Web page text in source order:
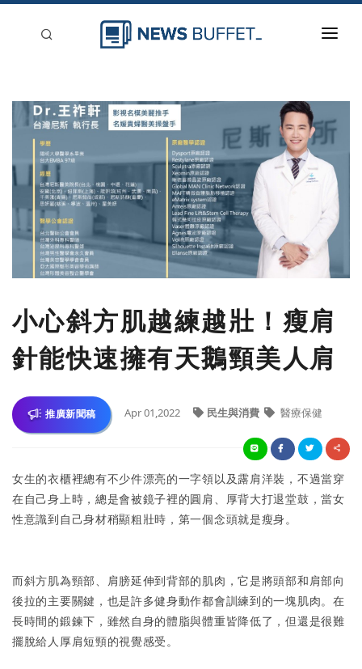
新聞稿分類
小心斜方肌越練越壯！瘦肩
針能快速擁有天鵝頸美人肩
推廣新聞稿 Apr 01,2022 民生與消費 醫療保健
女生的衣櫃裡總有不少件漂亮的一字領以及露肩洋裝，不過當穿
在自己身上時，總是會被鏡子裡的圓肩、厚背大打退堂鼓，當女
性意識到自己身材稍顯粗壯時，第一個念頭就是瘦身。
而斜方肌為頸部、肩膀延伸到背部的肌肉，它是將頭部和肩部向
後拉的主要關鍵，也是許多健身動作都會訓練到的一塊肌肉。在
長時間的鍛鍊下，雖然自身的體脂與體重皆降低了，但還是很難
擺脫給人厚肩短頸的視覺感受。